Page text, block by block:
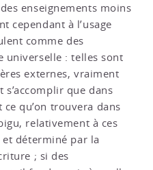
enseignements moins
cependant à l’usage
comme des
universelle : telles sont
externes, vraiment
que dans
qu’on trouvera dans
relativement à ces
déterminé par la
; si des